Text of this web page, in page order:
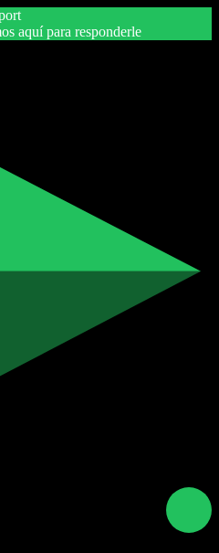
aquí para responderle